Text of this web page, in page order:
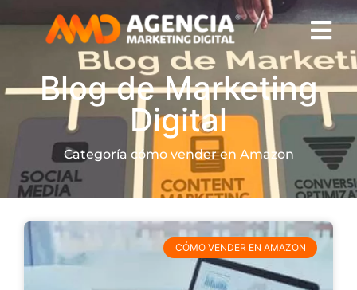
Blog de Marketing
Digital
Categoría cómo vender en Amazon
CÓMO VENDER EN AMAZON